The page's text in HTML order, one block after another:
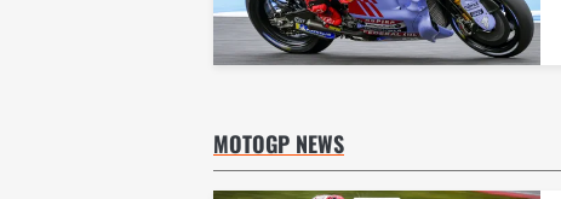
MOTOGP NEWS